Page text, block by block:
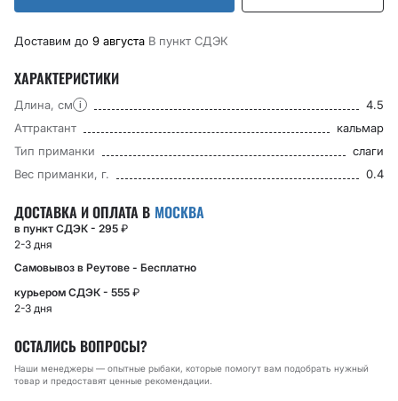
Доставим до 9 августа В пункт CДЭК
ХАРАКТЕРИСТИКИ
Длина, см i
4.5
Аттрактант
кальмар
Тип приманки
слаги
Вес приманки, г.
0.4
ДОСТАВКА И ОПЛАТА В МОСКВА
в пункт СДЭК - 295 ₽
2-3 дня
Самовывоз в Реутове - Бесплатно
курьером СДЭК - 555 ₽
2-3 дня
ОСТАЛИСЬ ВОПРОСЫ?
Наши менеджеры — опытные рыбаки, которые помогут вам подобрать нужный
товар и предоставят ценные рекомендации.